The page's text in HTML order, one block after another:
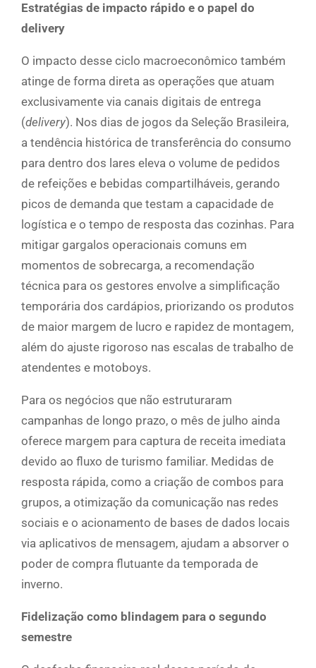
Estratégias de impacto rápido e o papel do
delivery
O impacto desse ciclo macroeconômico também
atinge de forma direta as operações que atuam
exclusivamente via canais digitais de entrega
(delivery). Nos dias de jogos da Seleção Brasileira,
a tendência histórica de transferência do consumo
para dentro dos lares eleva o volume de pedidos
de refeições e bebidas compartilháveis, gerando
picos de demanda que testam a capacidade de
logística e o tempo de resposta das cozinhas. Para
mitigar gargalos operacionais comuns em
momentos de sobrecarga, a recomendação
técnica para os gestores envolve a simplificação
temporária dos cardápios, priorizando os produtos
de maior margem de lucro e rapidez de montagem,
além do ajuste rigoroso nas escalas de trabalho de
atendentes e motoboys.
Para os negócios que não estruturaram
campanhas de longo prazo, o mês de julho ainda
oferece margem para captura de receita imediata
devido ao fluxo de turismo familiar. Medidas de
resposta rápida, como a criação de combos para
grupos, a otimização da comunicação nas redes
sociais e o acionamento de bases de dados locais
via aplicativos de mensagem, ajudam a absorver o
poder de compra flutuante da temporada de
inverno.
Fidelização como blindagem para o segundo
semestre